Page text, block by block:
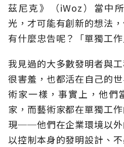
茲尼克》（iWoz）當中
光，才可能有創新的想法
有什麼忠告呢？「單獨工作
我見過的大多數發明者與
很害羞，也都活在自己的
術家一樣，事實上，他們
家，而藝術家都在單獨工
現──他們在企業環境以外
以控制本身的發明設計、